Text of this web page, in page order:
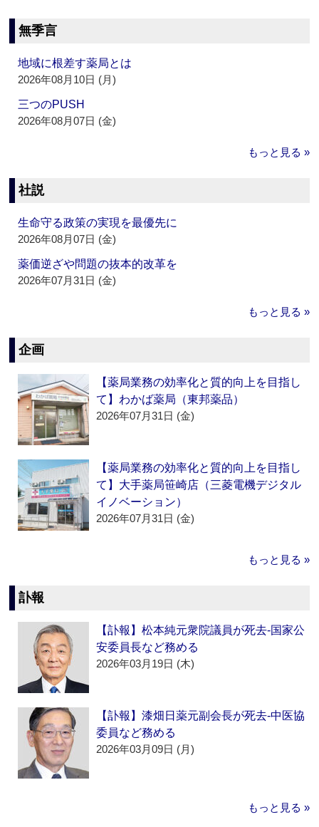
無季言
地域に根差す薬局とは
2026年08月10日 (月)
三つのPUSH
2026年08月07日 (金)
もっと見る »
社説
生命守る政策の実現を最優先に
2026年08月07日 (金)
薬価逆ざや問題の抜本的改革を
2026年07月31日 (金)
もっと見る »
企画
【薬局業務の効率化と質的向上を目指し
て】わかば薬局（東邦薬品）
2026年07月31日 (金)
【薬局業務の効率化と質的向上を目指し
て】大手薬局笹崎店（三菱電機デジタル
イノベーション）
2026年07月31日 (金)
もっと見る »
訃報
【訃報】松本純元衆院議員が死去‐国家公
安委員長など務める
2026年03月19日 (木)
【訃報】漆畑日薬元副会長が死去‐中医協
委員など務める
2026年03月09日 (月)
もっと見る »